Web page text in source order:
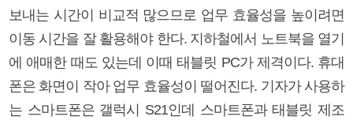
보내는 시간이 비교적 많으므로 업무 효율성을 높이려면
이동 시간을 잘 활용해야 한다. 지하철에서 노트북을 열기
에 애매한 때도 있는데 이때 태블릿 PC가 제격이다. 휴대
폰은 화면이 작아 업무 효율성이 떨어진다. 기자가 사용하
는 스마트폰은 갤럭시 S21인데 스마트폰과 태블릿 제조